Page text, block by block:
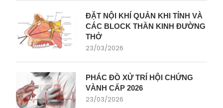
ĐẶT NỘI KHÍ QUẢN KHI TỈNH VÀ
CÁC BLOCK THẦN KINH ĐƯỜNG
THỞ
23/03/2026
PHÁC ĐỒ XỬ TRÍ HỘI CHỨNG
VÀNH CẤP 2026
23/03/2026